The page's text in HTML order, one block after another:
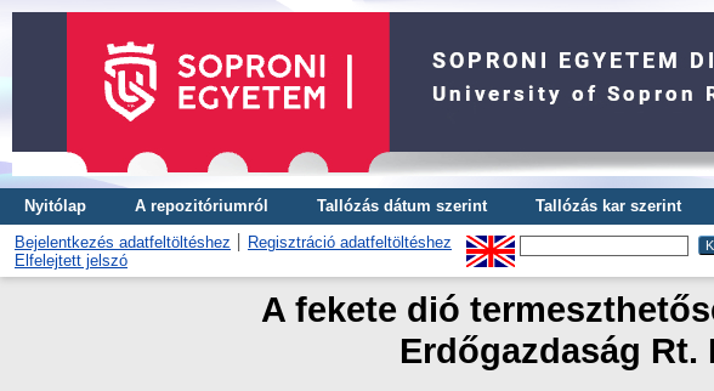
Nyitólap A repozitóriumról Tallózás dátum szerint Tallózás kar szerint
Bejelentkezés adatfeltöltéshez
Regisztráció adatfeltöltéshez
Elfelejtett jelszó
A fekete dió
Erdőgazdaság Rt.